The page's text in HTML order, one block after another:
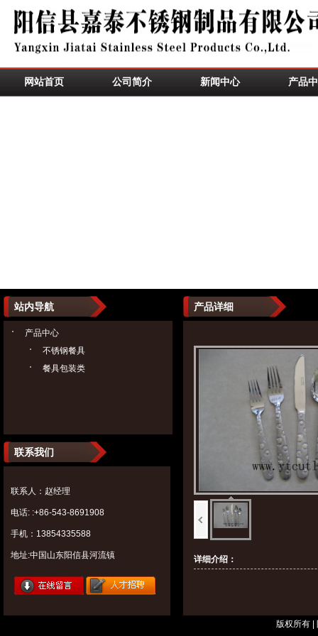
网站首页 公司简介 新闻中心 产品
产品详细
详细介绍：
站内导航
产品中心
不锈钢餐具
餐具包装类
联系我们
联系人：赵经理
电话: :+86-543-8691908
手机：13854335588
地址:中国山东阳信县河流镇
版权所有 |